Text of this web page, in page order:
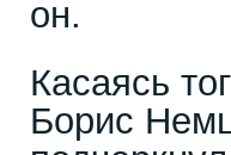
он.
Касаясь
Борис